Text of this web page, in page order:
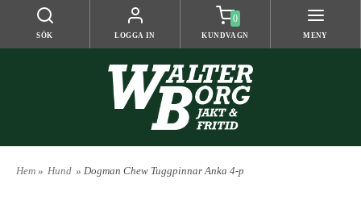
SÖK LOGGA IN
0
KUNDVAGN MENY
Hem » Hund » Dogman Chew Tuggpinnar Anka 4-p